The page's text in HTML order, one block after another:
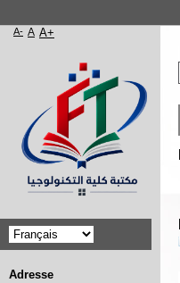
Accueil
A- A A+
Adresse